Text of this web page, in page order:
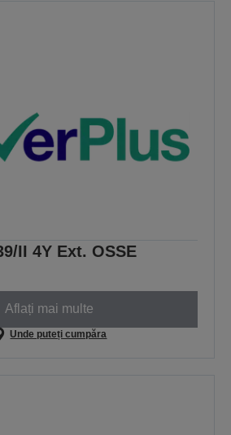
II 4Y Ext. OSSE
Aflați mai multe
Unde puteți cumpăra